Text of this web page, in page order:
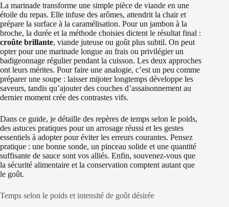
La marinade transforme une simple pièce de viande en une
étoile du repas. Elle infuse des arômes, attendrit la chair et
prépare la surface à la caramélisation. Pour un jambon à la
broche, la durée et la méthode choisies dictent le résultat final :
croûte brillante, viande juteuse ou goût plus subtil. On peut
opter pour une marinade longue au frais ou privilégier un
badigeonnage régulier pendant la cuisson. Les deux approches
ont leurs mérites. Pour faire une analogie, c’est un peu comme
préparer une soupe : laisser mijoter longtemps développe les
saveurs, tandis qu’ajouter des couches d’assaisonnement au
dernier moment crée des contrastes vifs.
Dans ce guide, je détaille des repères de temps selon le poids,
des astuces pratiques pour un arrosage réussi et les gestes
essentiels à adopter pour éviter les erreurs courantes. Pensez
pratique : une bonne sonde, un pinceau solide et une quantité
suffisante de sauce sont vos alliés. Enfin, souvenez-vous que
la sécurité alimentaire et la conservation comptent autant que
le goût.
Temps selon le poids et intensité de goût désirée